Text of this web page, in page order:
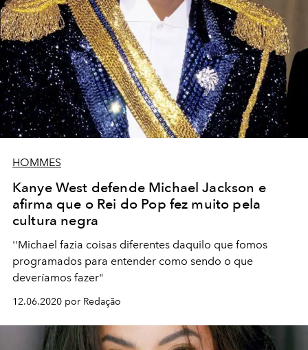
HOMMES
Kanye West defende Michael Jackson e
afirma que o Rei do Pop fez muito pela
cultura negra
''Michael fazia coisas diferentes daquilo que fomos
programados para entender como sendo o que
deveríamos fazer"
12.06.2020 por Redação